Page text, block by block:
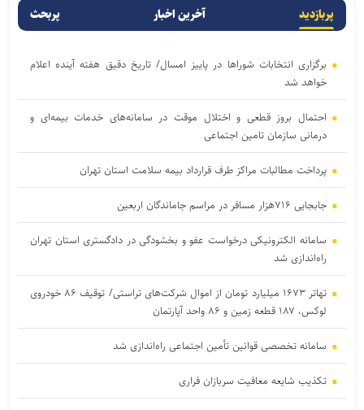
پربازدید آخرین اخبار پربحث
برگزاری انتخابات شوراها در پاییز امسال/ تاریخ دقیق هفته آینده اعلام
خواهد شد
احتمال بروز قطعی و اختلال موقت در سامانه‌های خدمات بیمه‌ای و
درمانی سازمان تامین اجتماعی
پرداخت مطالبات مراکز طرف قرارداد بیمه سلامت استان تهران
جابجایی ۷۱۶هزار مسافر در مراسم جاماندگان اربعین
سامانه الکترونیکی درخواست عفو و بخشودگی در دادگستری استان تهران
راه‌اندازی شد
تهاتر ۱۶۷۳ میلیارد تومان از اموال شرکت‌های تراستی/ توقیف ۸۶ خودروی
لوکس، ۱۸۷ قطعه زمین و ۸۶ واحد آپارتمان
سامانه تخصصی قوانین تأمین اجتماعی راه‌اندازی شد
تکذیب شایعه معافیت سربازان فراری